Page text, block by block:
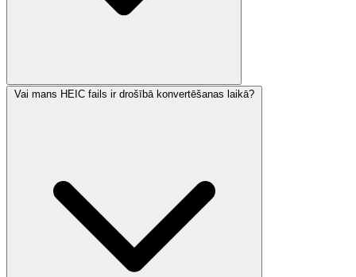
Vai mans HEIC fails ir drošībā konvertēšanas laikā?